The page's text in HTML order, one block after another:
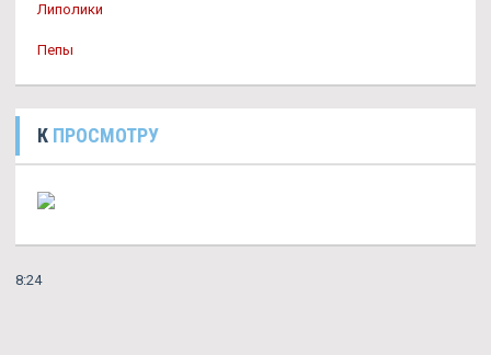
Липолики
Пепы
К ПРОСМОТРУ
8:24